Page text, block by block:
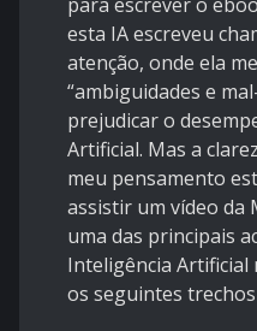
esta IA escreveu
atenção, onde ela
“ambiguidades e
prejudicar o
Artificial. Mas a
meu pensamento
assistir um vídeo da
uma das principais
Inteligência Artificial
os seguintes